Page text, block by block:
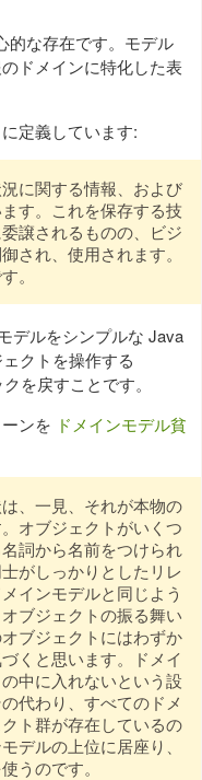
的な存在です。モデル
ドメインに特化した表
定義しています:
に関する情報、および
す。これを保存する技
譲されるものの、ビジ
され、使用されます。
。
デルをシンプルな Java
クトを操作する
を戻すことです。
ンを ドメインモデル貧
、一見、それが本物の
オブジェクトがいくつ
詞から名前をつけられ
がしっかりとしたリレ
インモデルと同じよう
ブジェクトの振る舞い
ブジェクトにはわずか
くと思います。ドメイ
中に入れないという設
代わり、すべてのドメ
ト群が存在しているの
デルの上位に居座り、
うのです。